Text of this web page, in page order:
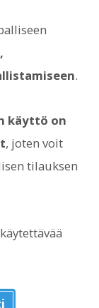
.
käyttö on
, joten voit
tilauksen
käytettävää